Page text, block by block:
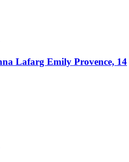
Lafarg Emily Provence, 14